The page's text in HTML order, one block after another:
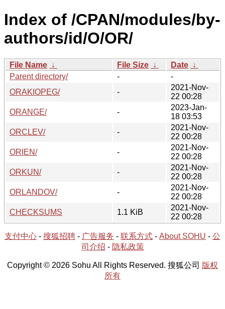
Index of /CPAN/modules/by-
authors/id/O/OR/
File Name ↓ File Size ↓ Date ↓
Parent directory/
-
-
ORAKIOPEG/
-
2021-Nov-
22 00:28
ORANGE/
-
2023-Jan-
18 03:53
ORCLEV/
-
2021-Nov-
22 00:28
ORIEN/
-
2021-Nov-
22 00:28
ORKUN/
-
2021-Nov-
22 00:28
ORLANDOV/
-
2021-Nov-
22 00:28
CHECKSUMS
1.1 KiB
2021-Nov-
22 00:28
支付中心 - 搜狐招聘 - 广告服务 - 联系方式 - About SOHU - 公
司介绍 - 隐私政策
Copyright © 2026 Sohu All Rights Reserved. 搜狐公司 版权
所有